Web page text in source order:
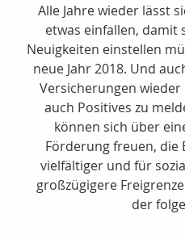
Alle Jahre wieder lässt
etwas einfallen, damit
Neuigkeiten einstellen
neue Jahr 2018. Und
Versicherungen
auch Positives zu
können sich über
Förderung freuen, die
vielfältiger und für
großzügigere
der